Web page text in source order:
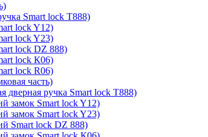
Smart lock T888)
lock Y12)
lock Y23)
lock DZ 888)
lock К06)
lock R06)
часть)
дверная ручка Smart lock T888)
замок Smart lock Y12)
замок Smart lock Y23)
Smart lock DZ 888)